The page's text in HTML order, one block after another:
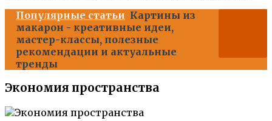
Популярные статьи Картины из
макарон - креативные идеи,
мастер-классы, полезные
рекомендации и актуальные
тренды
Экономия пространства